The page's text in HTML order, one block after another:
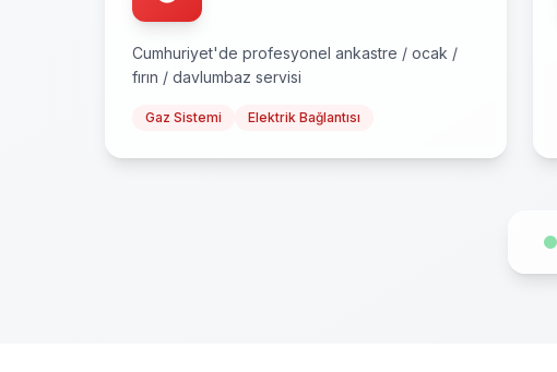
Cumhuriyet'de profesyonel ankastre / ocak /
fırın / davlumbaz servisi
Gaz Sistemi Elektrik Bağlantısı